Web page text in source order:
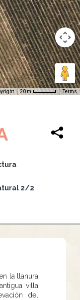
20 m Terms
2/2
la llanura
villa
del